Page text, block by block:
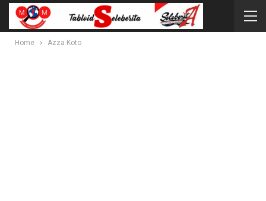
Home Azza Koto